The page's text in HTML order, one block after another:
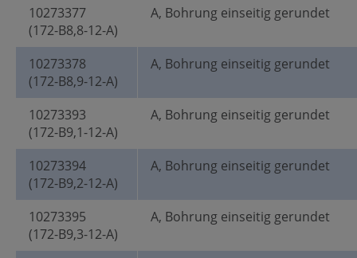
10273377
(172-B8,8-12-A)
A, Bohrung einseitig gerundet
10273378
(172-B8,9-12-A)
A, Bohrung einseitig gerundet
10273393
(172-B9,1-12-A)
A, Bohrung einseitig gerundet
10273394
(172-B9,2-12-A)
A, Bohrung einseitig gerundet
10273395
(172-B9,3-12-A)
A, Bohrung einseitig gerundet